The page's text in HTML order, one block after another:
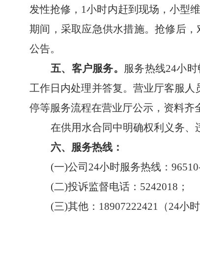
发性抢修， 1小时内赶到现场，小型
期间，采取应急供水措施。抢修后
公告。
五、客户服务。 服务热线24小
工作日内处理并答复。营业厅客服
停等服务流程在营业厅公示，资料齐
在供用水合同中明确权利义务、
六、服务热线：
(一)公司24小时服务热线：
(二)投诉监督电话： 5242018；
(三)其他： 18907222421（24小时